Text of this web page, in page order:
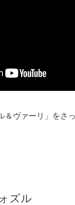
＆ヴァーリ」をさ
ズル